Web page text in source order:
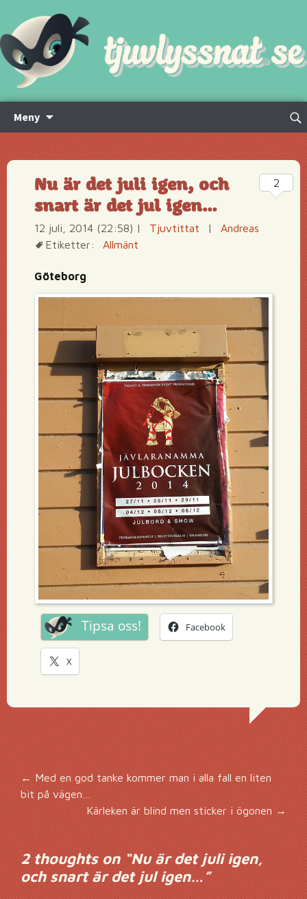
Meny
innehåll
Sök
Nu är det juli igen, och
snart är det jul igen…
12 juli, 2014 (22:58) | Tjuvtittat |
Andreas
Etiketter:
Allmänt
Göteborg
Tipsa oss! Facebook
X
2
Inläggsnavigering
← Med en god tanke kommer man i alla fall en liten
bit på vägen…
Kärleken är blind men sticker i ögonen →
2 thoughts on “Nu är det juli igen,
och snart är det jul igen…”